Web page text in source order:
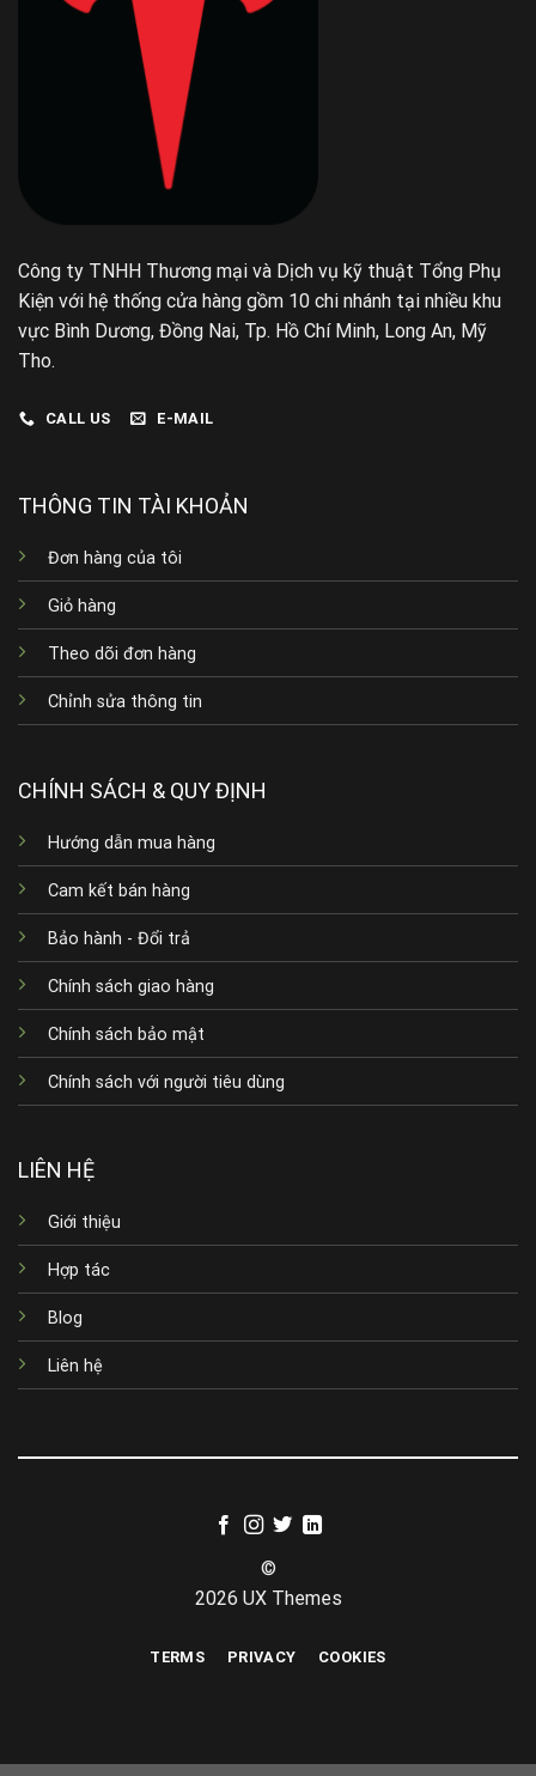
Công ty TNHH Thương mại và Dịch vụ kỹ thuật Tổng Phụ
Kiện với hệ thống cửa hàng gồm 10 chi nhánh tại nhiều khu
vực Bình Dương, Đồng Nai, Tp. Hồ Chí Minh, Long An, Mỹ
Tho.
CALL US E-MAIL
THÔNG TIN TÀI KHOẢN
Đơn hàng của tôi
Giỏ hàng
Theo dõi đơn hàng
Chỉnh sửa thông tin
CHÍNH SÁCH & QUY ĐỊNH
Hướng dẫn mua hàng
Cam kết bán hàng
Bảo hành - Đổi trả
Chính sách giao hàng
Chính sách bảo mật
Chính sách với người tiêu dùng
LIÊN HỆ
Giới thiệu
Hợp tác
Blog
Liên hệ
©
2026 UX Themes
TERMS PRIVACY COOKIES